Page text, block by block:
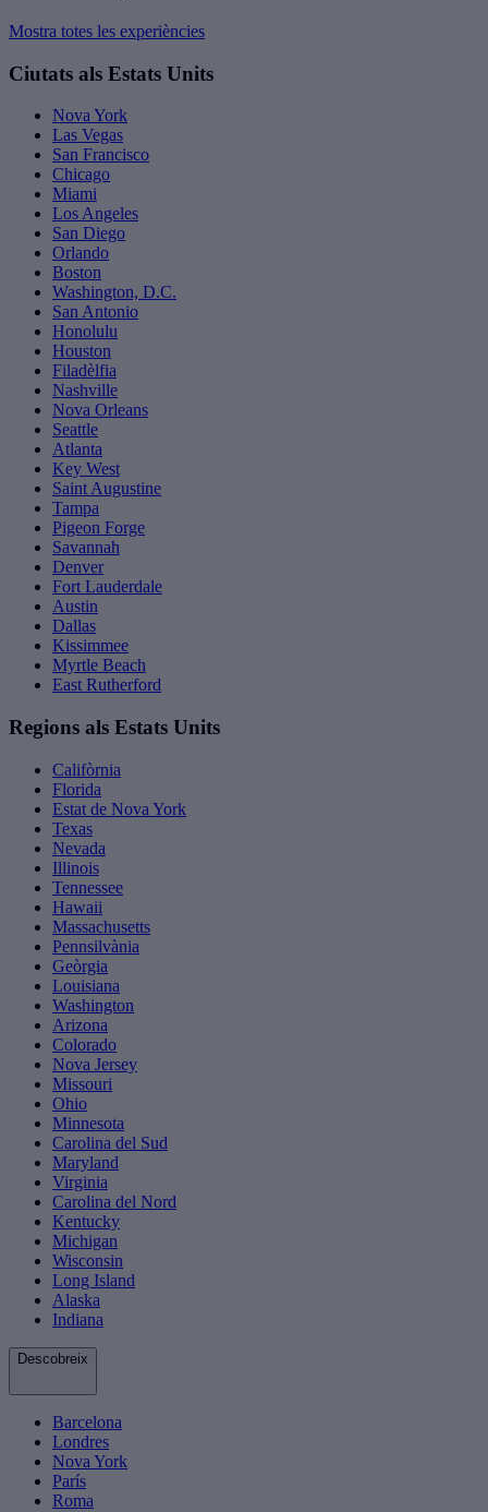
Mostra totes les experiències
Ciutats als Estats Units
Nova York
Las Vegas
San Francisco
Chicago
Miami
Los Angeles
San Diego
Orlando
Boston
Washington, D.C.
San Antonio
Honolulu
Houston
Filadèlfia
Nashville
Nova Orleans
Seattle
Atlanta
Key West
Saint Augustine
Tampa
Pigeon Forge
Savannah
Denver
Fort Lauderdale
Austin
Dallas
Kissimmee
Myrtle Beach
East Rutherford
Regions als Estats Units
Califòrnia
Florida
Estat de Nova York
Texas
Nevada
Illinois
Tennessee
Hawaii
Massachusetts
Pennsilvània
Geòrgia
Louisiana
Washington
Arizona
Colorado
Nova Jersey
Missouri
Ohio
Minnesota
Carolina del Sud
Maryland
Virginia
Carolina del Nord
Kentucky
Michigan
Wisconsin
Long Island
Alaska
Indiana
Descobreix
Barcelona
Londres
Nova York
París
Roma